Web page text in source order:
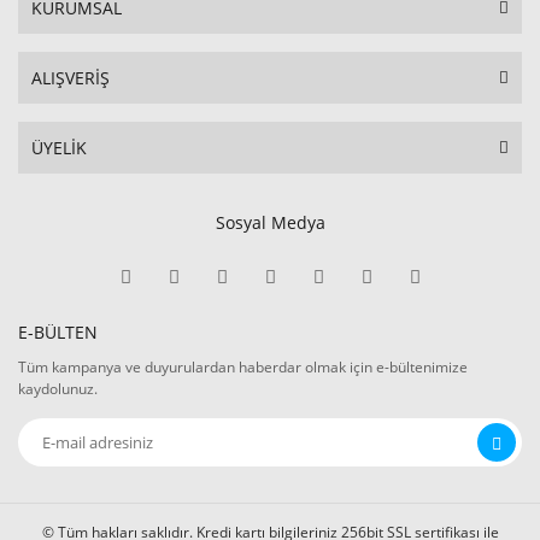
KURUMSAL
ALIŞVERİŞ
ÜYELİK
Sosyal Medya
E-BÜLTEN
Tüm kampanya ve duyurulardan haberdar olmak için e-bültenimize
kaydolunuz.
© Tüm hakları saklıdır. Kredi kartı bilgileriniz 256bit SSL sertifikası ile